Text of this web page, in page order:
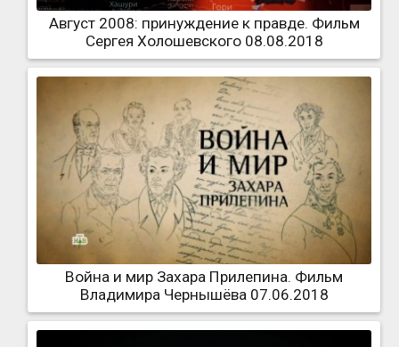
Август 2008: принуждение к правде. Фильм
Сергея Холошевского 08.08.2018
Война и мир Захара Прилепина. Фильм
Владимира Чернышёва 07.06.2018